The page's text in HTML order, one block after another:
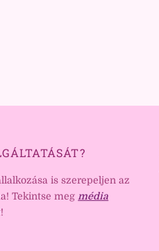
is szerepeljen az
Tekintse meg média